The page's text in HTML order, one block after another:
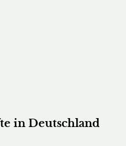
in Deutschland